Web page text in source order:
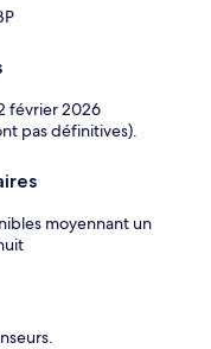
février 2026
pas définitives).
moyennant un